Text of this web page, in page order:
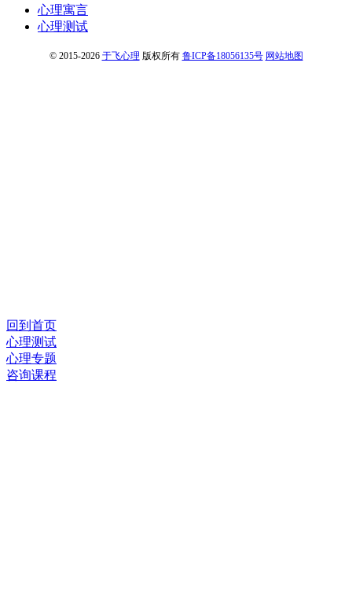
心理寓言
心理测试
© 2015-2026 于飞心理 版权所有 鲁ICP备18056135号 网站地图
回到首页
心理测试
心理专题
咨询课程